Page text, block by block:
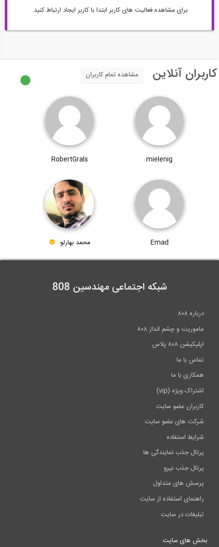
برای مشاهده فعالیت های کاربر ابتدا با کاربر ایجاد ارتباط کنید.
کاربران آنلاین مشاهده تمام کاربران
mielenig
RobertGrals
Emad محمد بهارلو
شبکه اجتماعی مهندسین 808
درباره ۸۰۸
ماموریت و چشم انداز ۸۰۸
اپلیکیشن ۸۰۸ پلاس
تماس با ما
همکاری با ما
اشتراک ویژه (vip)
کاربران عضو سایت
شرکت های عضو سایت
شرایط استفاده
پرتال جذب نمایندگی ها
پرتال جذب نیرو
پرسش های متداول
راهنمای استفاده از سایت
تبلیغات در سایت
بخش های سایت